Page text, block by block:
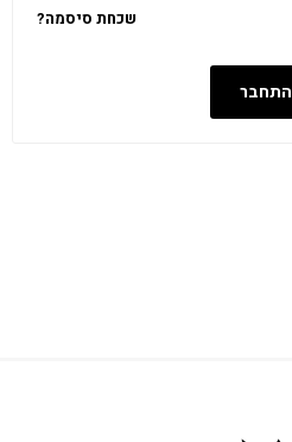
שכחת סיסמה?
התחבר